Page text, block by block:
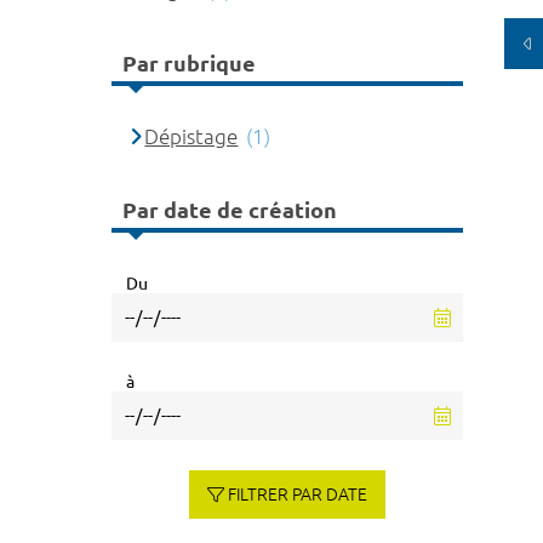
Par rubrique
Dépistage (1)
Par date de création
Du
à
FILTRER PAR DATE